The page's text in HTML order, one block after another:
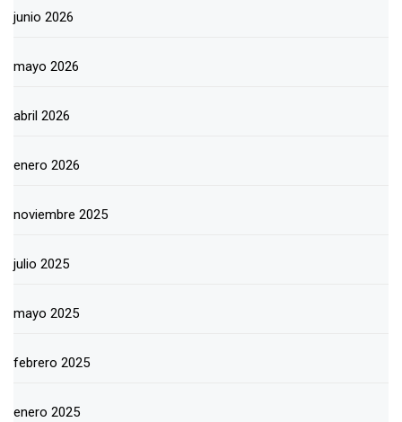
junio 2026
mayo 2026
abril 2026
enero 2026
noviembre 2025
julio 2025
mayo 2025
febrero 2025
enero 2025